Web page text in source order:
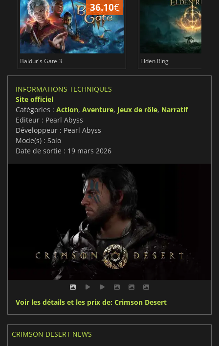
36.10€
Baldur's Gate 3 Elden Ring
INFORMATIONS TECHNIQUES
Site officiel
Catégories : Action, Aventure, Jeux de rôle, Narratif
Editeur : Pearl Abyss
Développeur : Pearl Abyss
Mode(s) : Solo
Date de sortie : 19 mars 2026
Voir les détails et les prix de: Crimson Desert
CRIMSON DESERT NEWS